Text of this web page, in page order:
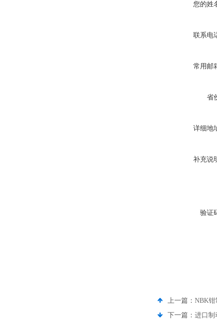
您的姓
联系电
常用邮
省
详细地
补充说
验证
上一篇： NBK钳
下一篇： 进口制